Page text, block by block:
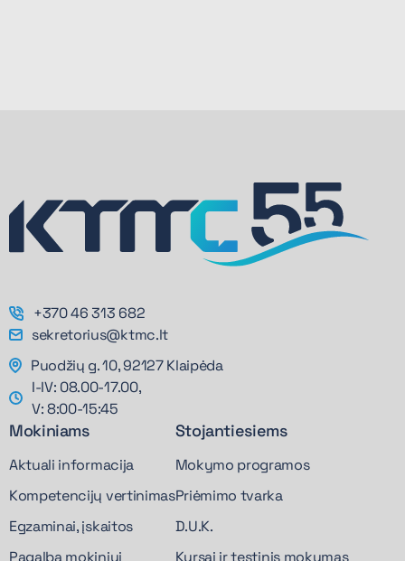
+370 46 313 682
sekretorius@ktmc.lt
Puodžių g. 10, 92127 Klaipėda
I-IV: 08.00-17.00,
V: 8:00-15:45
Mokiniams
Aktuali informacija
Kompetencijų vertinimas
Egzaminai, įskaitos
Pagalba mokiniui
Stojantiesiems
Mokymo programos
Priėmimo tvarka
D.U.K.
Kursai ir tęstinis mokymas